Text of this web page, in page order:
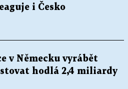
i Česko
v Německu vyrábět
hodlá 2,4 miliardy